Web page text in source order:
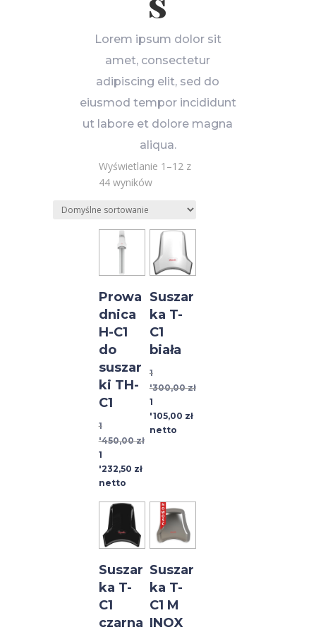
Lorem ipsum dolor sit
amet, consectetur
adipiscing elit, sed do
eiusmod tempor incididunt
ut labore et dolore magna
aliqua.
Wyświetlanie 1–12 z
44 wyników
Prowa
dnica
H-C1
do
suszar
ki TH-
C1
1
'450,00zł
Pierwotna
cena
wynosiła:
'450,00 zł.
1
'232,50 zł
'232,50 zł.
netto
Suszar
ka T-
C1
biała
1
'300,00zł
Pierwotna
cena
wynosiła:
1
'105,00 zł
netto
Suszar
ka T-
C1
czarna
Suszar
ka T-
C1 M
INOX